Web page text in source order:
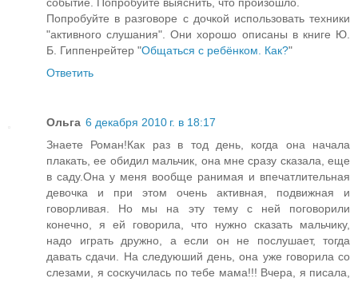
Попробуйте в разговоре с дочкой использовать техники
"активного слушания". Они хорошо описаны в книге Ю.
Б. Гиппенрейтер "Общаться с ребёнком. Как?"
Ответить
Ольга 6 декабря 2010 г. в 18:17
Знаете Роман!Как раз в тод день, когда она начала
плакать, ее обидил мальчик, она мне сразу сказала, еще
в саду.Она у меня вообще ранимая и впечатлительная
девочка и при этом очень активная, подвижная и
говорливая. Но мы на эту тему с ней поговорили
конечно, я ей говорила, что нужно сказать мальчику,
надо играть дружно, а если он не послушает, тогда
давать сдачи. На следуюший день, она уже говорила со
слезами, я соскучилась по тебе мама!!! Вчера, я писала,